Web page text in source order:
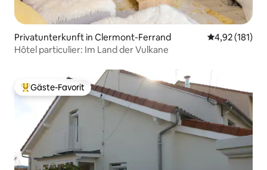
Privatunterkunft in Clermont-Ferrand
4,92 (181)
Hôtel particulier: Im Land der Vulkane
Beliebter Gäste-Favorit.
Gäste-Favorit